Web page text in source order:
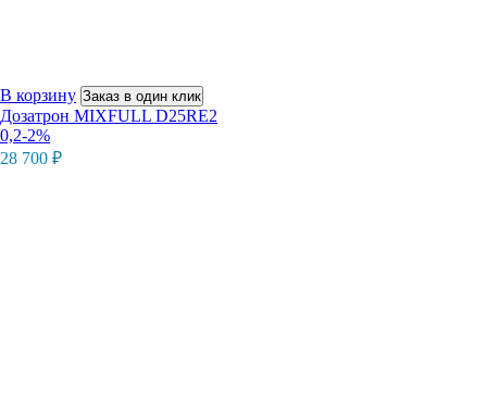
В корзину Заказ в один клик
Дозатрон MIXFULL D25RE2
0,2-2%
28 700 ₽